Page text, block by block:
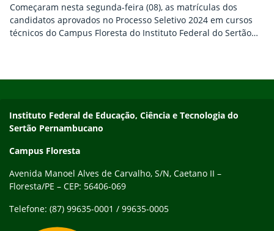
Começaram nesta segunda-feira (08), as matrículas dos
candidatos aprovados no Processo Seletivo 2024 em cursos
técnicos do Campus Floresta do Instituto Federal do Sertão
Endereço
Instituto Federal de Educação, Ciência e Tecnologia do
Sertão Pernambucano
Campus Floresta
Avenida Manoel Alves de Carvalho, S/N, Caetano II –
Floresta/PE – CEP: 56406-069
Telefone: (87) 99635-0001 / 99635-0005